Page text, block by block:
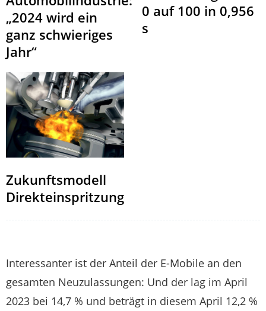
„2024 wird ein
ganz schwieriges
Jahr“
0 auf 100 in 0,956
s
Zukunftsmodell
Direkteinspritzung
Interessanter ist der Anteil der E-Mobile an den
gesamten Neuzulassungen: Und der lag im April
2023 bei 14,7 % und beträgt in diesem April 12,2 %